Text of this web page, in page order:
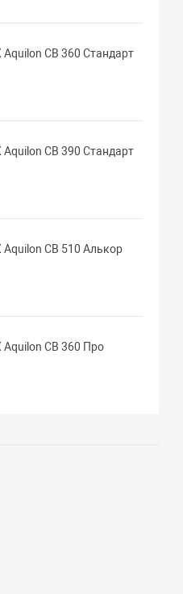
CB 360 Стандарт
CB 390 Стандарт
CB 510 Алькор
CB 360 Про